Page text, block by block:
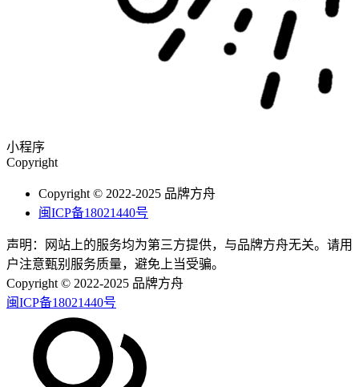
小程序
Copyright
Copyright © 2022-2025 品牌方舟
闽ICP备18021440号
声明：网站上的服务均为第三方提供，与品牌方舟无关。请用
户注意甄别服务质量，避免上当受骗。
Copyright © 2022-2025 品牌方舟
闽ICP备18021440号